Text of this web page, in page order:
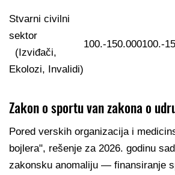
Stvarni civilni
sektor
(Izviđači,
Ekolozi, Invalidi)
100.-150.000100.-
Zakon o sportu van zakona o
Pored verskih organizacija i
bojlera", rešenje za 2026. godinu
zakonsku anomaliju — finansiranje